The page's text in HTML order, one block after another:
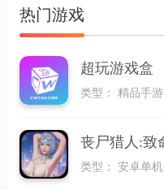
热门游戏
超玩游戏盒
类型： 精品手游
类型： 安卓单机